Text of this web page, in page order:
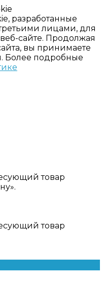
разработанные
лицами, для
сайте. Продолжая
вы принимаете
Более подробные
товар
товар